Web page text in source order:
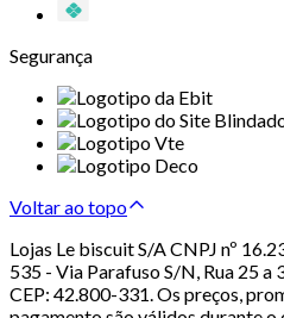
Segurança
Voltar ao topo
Lojas Le biscuit S/A CNPJ nº
535 - Via Parafuso S/N, Rua 25
CEP: 42.800-331. Os preços,